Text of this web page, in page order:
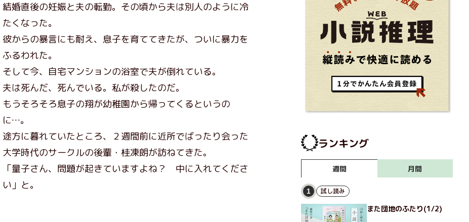
結婚直後の妊娠と夫の転勤。その頃から夫は別人のように冷
たくなった。
彼からの暴言にも耐え、息子を育ててきたが、ついに暴力を
ふるわれた。
そして今、自宅マンションの浴室で夫が倒れている。
夫は死んだ、死んでいる。私が殺したのだ。
もうそろそろ息子の翔が幼稚園から帰ってくるというの
に…。
途方に暮れていたところ、２週間前に近所でばったり会った
大学時代のサークルの後輩・桂凍朗が訪ねてきた。
「量子さん、問題が起きていますよね？ 中に入れてくださ
い」と。
ランキング
週間 月間
1 試し読み
また団地のふたり(1/2)